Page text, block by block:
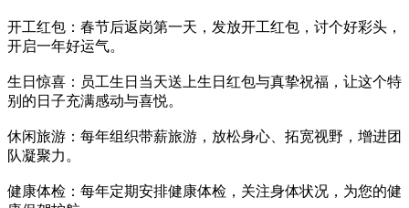
开工红包：春节后返岗第一天，发放开工红包，讨个好彩头，
开启一年好运气。
生日惊喜：员工生日当天送上生日红包与真挚祝福，让这个特
别的日子充满感动与喜悦。
休闲旅游：每年组织带薪旅游，放松身心、拓宽视野，增进团
队凝聚力。
健康体检：每年定期安排健康体检，关注身体状况，为您的健